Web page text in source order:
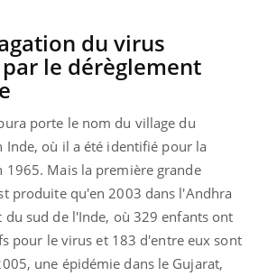
du virus
le dérèglement
porte le nom du village du
Inde, où il a été identifié pour la
1965. Mais la première grande
produite qu'en 2003 dans l'Andhra
du sud de l'Inde, où 329 enfants ont
pour le virus et 183 d'entre eux sont
une épidémie dans le Gujarat,